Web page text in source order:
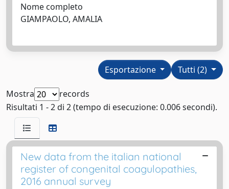
Nome completo
GIAMPAOLO, AMALIA
Tutti (2)
Esportazione
Mostra
records
Risultati 1 - 2 di 2 (tempo di esecuzione: 0.006 secondi).
New data from the italian national
register of congenital coagulopathies,
2016 annual survey